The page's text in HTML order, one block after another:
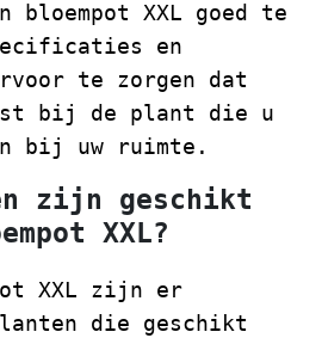
bloempot XXL goed te
en
te zorgen dat
bij de plant die u
bij uw ruimte.
zijn geschikt
XXL?
XXL zijn er
die geschikt